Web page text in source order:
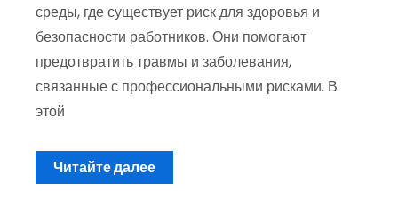
среды, где существует риск для здоровья и
безопасности работников. Они помогают
предотвратить травмы и заболевания,
связанные с профессиональными рисками. В
этой
Читайте далее